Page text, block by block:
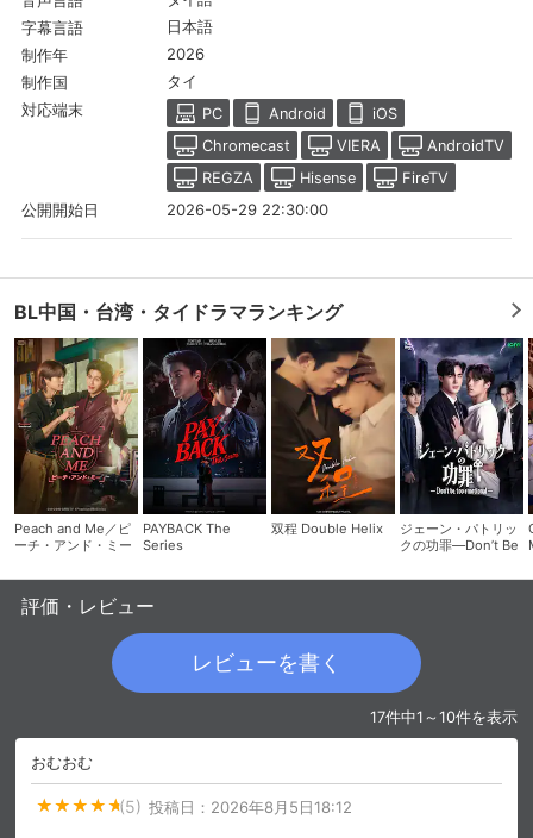
視聴デバイス一覧
視聴年齢制限の変更時にパスコード入力が
求められるのでお子さまがいても安心で
す。
メルマガ
メルマガの配信停止、配信先のメールアド
定額見放題解約
可能です。
ログアウト
字幕言語 日本語
制作年 2026
制作国 タイ
対応端末 PC Android
iOS
Chromecast
VIERA
AndroidTV
REGZA
Hisense
FireTV
公開開始日
2026-05-29 22:30:00
BL中国・台湾・タイドラマランキング
Peach and Me／ピ
ーチ・アンド・ミー
PAYBACK The
Series
双程 Double Helix
ジェーン・パトリッ
クの功罪―Don’t Be
評価・レビュー
レビューを書く
17件中1～10件を表示
おむおむ
(5) 投稿日： 2026年8月5日18:12